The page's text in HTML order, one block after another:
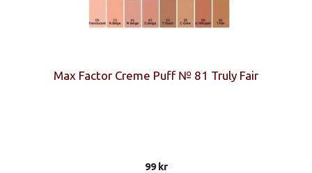
Max Factor Creme Puff № 81 Truly Fair
99kr